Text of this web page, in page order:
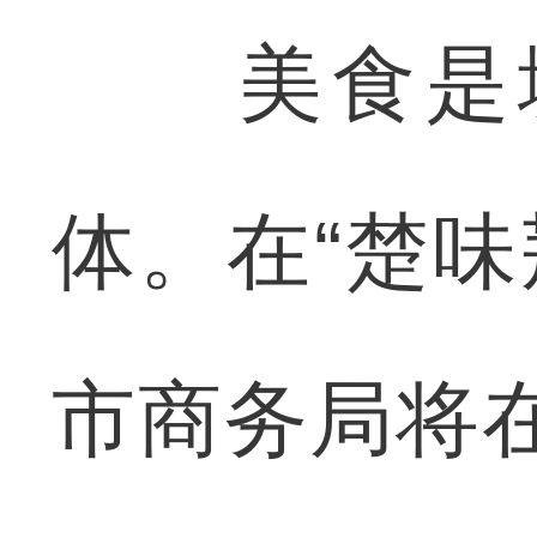
美食是城
体。在“楚
市商务局将